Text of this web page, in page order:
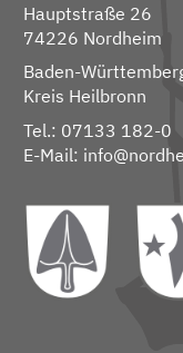
Hauptstraße 26
74226 Nordheim
Baden-
Kreis Heilbronn
Tel.: 07133 182-0
E-Mail: